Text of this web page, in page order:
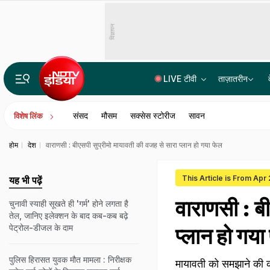
विज्ञापन
LIVE टीवी ताज़ातरीन
विशेष लिंक संसद मौसम सक्सेस स्टोरीज सावन
होम देश वाराणसी : बीएसपी सुप्रीमो मायावती की वजह से सारा प्लान हो गया फेल
This Article is From Apr
वाराणसी :
प्लान हो
मायावती को समझाने
यह भी पढ़ें
चुनावी स्याही सूखते ही 'गर्म' होने लगता है
तेल, जानिए इलेक्शन के बाद कब-कब बढ़े
पेट्रोल-डीजल के दाम
पुलिस हिरासत युवक मौत मामला : निरीक्षक